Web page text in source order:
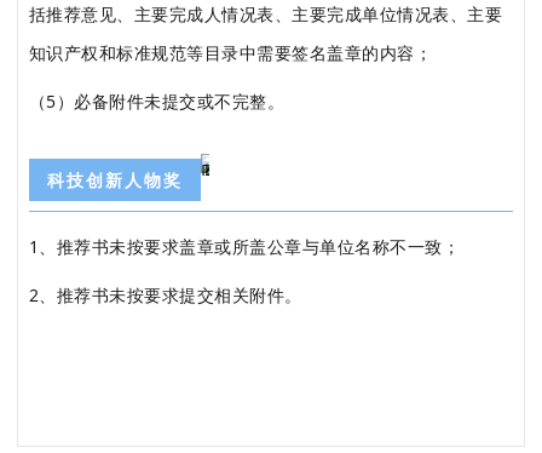
括推荐意见、主要完成人情况表、主要完成单位情况表、主要
知识产权和标准规范等目录中需要签名盖章的内容；
（5）必备附件未提交或不完整。
科技创新人物奖
1、推荐书未按要求盖章或所盖公章与单位名称不一致；
2、推荐书未按要求提交相关附件。